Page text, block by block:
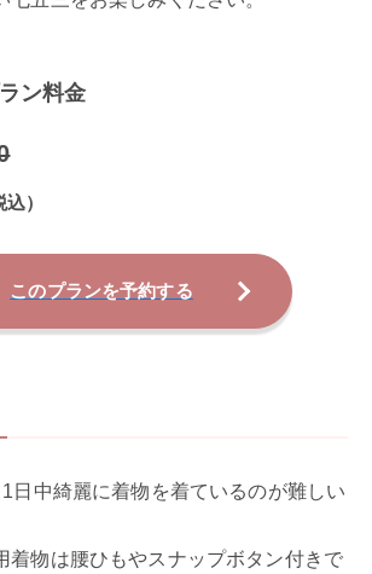
ン料金
込）
このプランを予約する
日中綺麗に着物を着ているのが難しい
着物は腰ひもやスナップボタン付きで